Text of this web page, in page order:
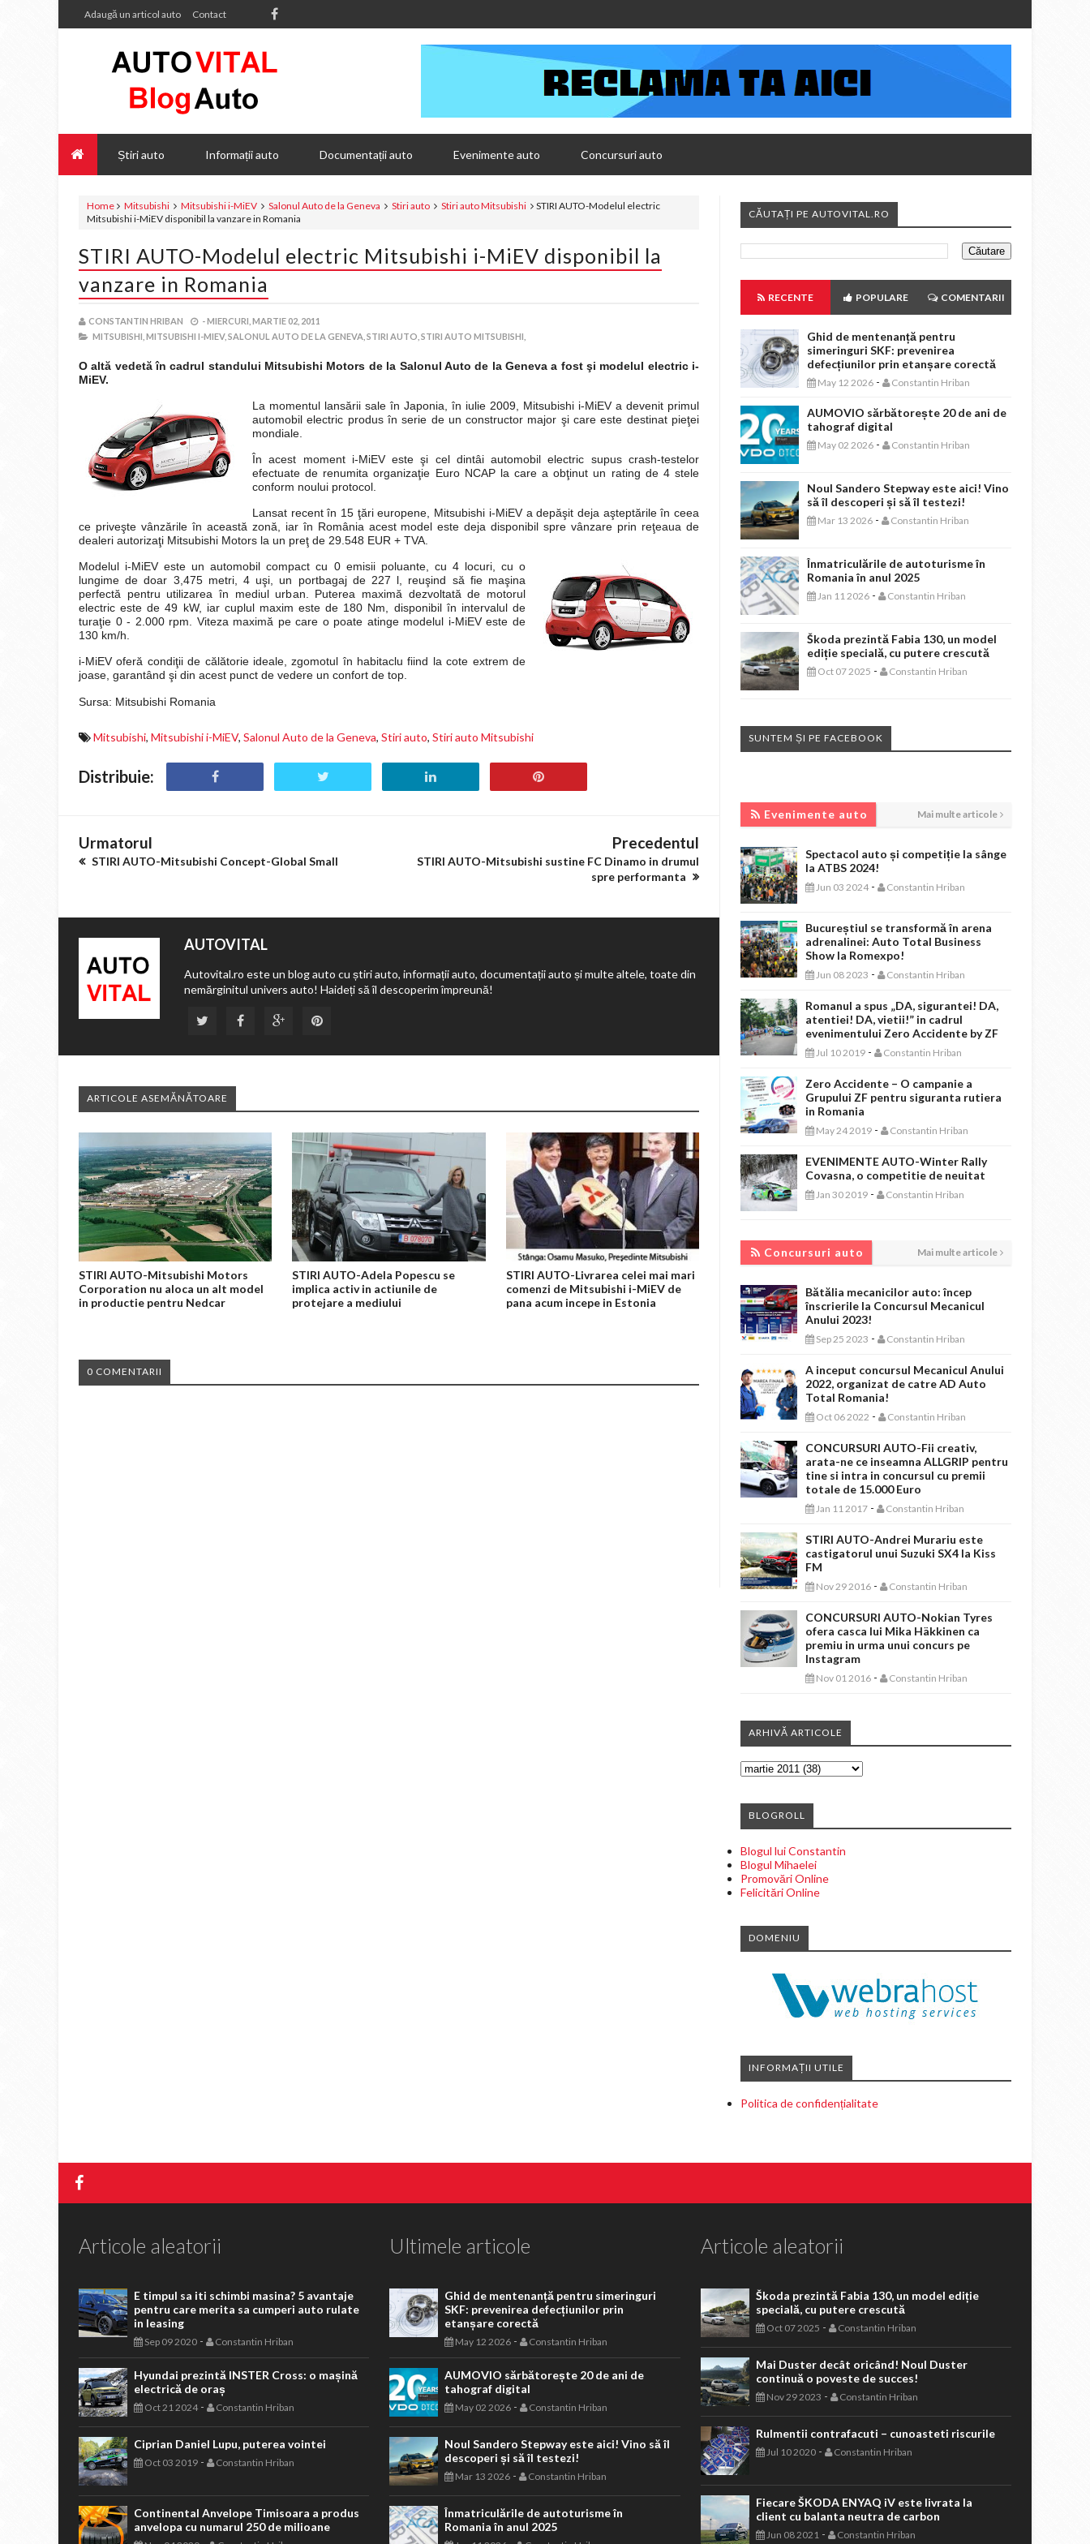
Adaugă un articol auto Contact
Știri auto Informații auto Documentații auto Evenimente auto Concursuri auto
Home Mitsubishi Mitsubishi i-MiEV Salonul Auto de la Geneva Stiri auto Stiri auto Mitsubishi
STIRI AUTO-Modelul electric
Mitsubishi i-MiEV disponibil la vanzare in Romania
STIRI AUTO-Modelul electric Mitsubishi i-MiEV disponibil la
vanzare in Romania
CONSTANTIN HRIBAN -MIERCURI, MARTIE 02, 2011
MITSUBISHI, MITSUBISHI I-MIEV, SALONUL AUTO DE LA GENEVA, STIRI AUTO, STIRI AUTO MITSUBISHI,
O altă vedetă în cadrul standului Mitsubishi Motors de la Salonul Auto de la Geneva a fost şi modelul electric i-
MiEV.
La momentul lansării sale în Japonia, în iulie 2009, Mitsubishi i-MiEV a devenit primul
automobil electric produs în serie de un constructor major şi care este destinat pieţei
mondiale.
În acest moment i-MiEV este şi cel dintâi automobil electric supus crash-testelor
efectuate de renumita organizaţie Euro NCAP la care a obţinut un rating de 4 stele
conform noului protocol.
Lansat recent în 15 ţări europene, Mitsubishi i-MiEV a depăşit deja aşteptările în ceea
ce priveşte vânzările în această zonă, iar în România acest model este deja disponibil spre vânzare prin reţeaua de
dealeri autorizaţi Mitsubishi Motors la un preţ de 29.548 EUR + TVA.
Modelul i-MiEV este un automobil compact cu 0 emisii poluante, cu 4 locuri, cu o
lungime de doar 3,475 metri, 4 uşi, un portbagaj de 227 l, reuşind să fie maşina
perfectă pentru utilizarea în mediul urban. Puterea maximă dezvoltată de motorul
electric este de 49 kW, iar cuplul maxim este de 180 Nm, disponibil în intervalul de
turaţie 0 - 2.000 rpm. Viteza maximă pe care o poate atinge modelul i-MiEV este de
130 km/h.
i-MiEV oferă condiţii de călătorie ideale, zgomotul în habitaclu fiind la cote extrem de
joase, garantând şi din acest punct de vedere un confort de top.
Sursa: Mitsubishi Romania
Mitsubishi, Mitsubishi i-MiEV, Salonul Auto de la Geneva, Stiri auto, Stiri auto Mitsubishi
Distribuie:
Urmatorul
STIRI AUTO-Mitsubishi Concept-Global Small
Precedentul
STIRI AUTO-Mitsubishi sustine FC Dinamo in drumul
spre performanta
AUTOVITAL
Autovital.ro este un blog auto cu știri auto, informații auto, documentații auto și multe altele, toate din
nemărginitul univers auto! Haideți să îl descoperim împreună!
ARTICOLE ASEMĂNĂTOARE
STIRI AUTO-Mitsubishi Motors
Corporation nu aloca un alt model
in productie pentru Nedcar
STIRI AUTO-Adela Popescu se
implica activ in actiunile de
protejare a mediului
STIRI AUTO-Livrarea celei mai mari
comenzi de Mitsubishi i-MiEV de
pana acum incepe in Estonia
0 COMENTARII
CĂUTAȚI PE AUTOVITAL.RO
RECENTE POPULARE COMENTARII
Ghid de mentenanță pentru
simeringuri SKF: prevenirea
defecțiunilor prin etanșare corectă
May 12 2026 - Constantin Hriban
AUMOVIO sărbătorește 20 de ani de
tahograf digital
May 02 2026 - Constantin Hriban
Noul Sandero Stepway este aici! Vino
să îl descoperi și să îl testezi!
Mar 13 2026 - Constantin Hriban
Înmatriculările de autoturisme în
Romania în anul 2025
Jan 11 2026 - Constantin Hriban
Škoda prezintă Fabia 130, un model
ediție specială, cu putere crescută
Oct 07 2025 - Constantin Hriban
SUNTEM ȘI PE FACEBOOK
Evenimente auto Mai multe articole
Spectacol auto și competiție la sânge
la ATBS 2024!
Jun 03 2024 - Constantin Hriban
Bucureștiul se transformă în arena
adrenalinei: Auto Total Business
Show la Romexpo!
Jun 08 2023 - Constantin Hriban
Romanul a spus „DA, sigurantei! DA,
atentiei! DA, vietii!” in cadrul
evenimentului Zero Accidente by ZF
Jul 10 2019 - Constantin Hriban
Zero Accidente – O campanie a
Grupului ZF pentru siguranta rutiera
in Romania
May 24 2019 - Constantin Hriban
EVENIMENTE AUTO-Winter Rally
Covasna, o competitie de neuitat
Jan 30 2019 - Constantin Hriban
Concursuri auto Mai multe articole
Bătălia mecanicilor auto: încep
înscrierile la Concursul Mecanicul
Anului 2023!
Sep 25 2023 - Constantin Hriban
A inceput concursul Mecanicul Anului
2022, organizat de catre AD Auto
Total Romania!
Oct 06 2022 - Constantin Hriban
CONCURSURI AUTO-Fii creativ,
arata-ne ce inseamna ALLGRIP pentru
tine si intra in concursul cu premii
totale de 15.000 Euro
Jan 11 2017 - Constantin Hriban
STIRI AUTO-Andrei Murariu este
castigatorul unui Suzuki SX4 la Kiss
FM
Nov 29 2016 - Constantin Hriban
CONCURSURI AUTO-Nokian Tyres
ofera casca lui Mika Häkkinen ca
premiu in urma unui concurs pe
Instagram
Nov 01 2016 - Constantin Hriban
ARHIVĂ ARTICOLE
BLOGROLL
Blogul lui Constantin
Blogul Mihaelei
Promovări Online
Felicitări Online
DOMENIU
INFORMAȚII UTILE
Politica de confidențialitate
Articole aleatorii
E timpul sa iti schimbi masina? 5 avantaje
pentru care merita sa cumperi auto rulate
in leasing
Sep 09 2020 - Constantin Hriban
Hyundai prezintă INSTER Cross: o mașină
electrică de oraș
Oct 21 2024- Constantin Hriban
Ciprian Daniel Lupu, puterea vointei
Oct 03 2019 - Constantin Hriban
Continental Anvelope Timisoara a produs
anvelopa cu numarul 250 de milioane
Ultimele articole
Ghid de mentenanță pentru simeringuri
SKF: prevenirea defecțiunilor prin
etanșare corectă
May 12 2026 - Constantin Hriban
AUMOVIO sărbătorește 20 de ani de
tahograf digital
May 02 2026 - Constantin Hriban
Noul Sandero Stepway este aici! Vino să îl
descoperi și să îl testezi!
Mar 13 2026 - Constantin Hriban
Înmatriculările de autoturisme în
Romania în anul 2025
Articole aleatorii
Škoda prezintă Fabia 130, un model ediție
specială, cu putere crescută
Oct 07 2025 - Constantin Hriban
Mai Duster decât oricând! Noul Duster
continuă o poveste de succes!
Nov 29 2023 - Constantin Hriban
Rulmentii contrafacuti – cunoasteti riscurile
Jul 10 2020- Constantin Hriban
Fiecare ŠKODA ENYAQ iV este livrata la
client cu balanta neutra de carbon
Jun 08 2021 - Constantin Hriban